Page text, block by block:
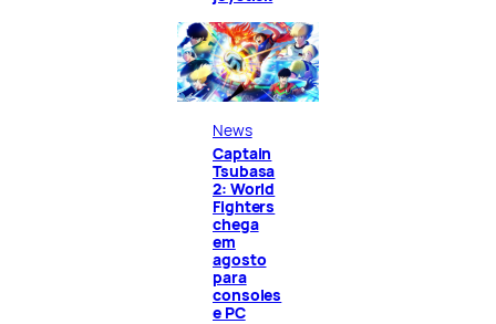
News
Captain
Tsubasa
2: World
Fighters
chega
em
agosto
para
consoles
e PC